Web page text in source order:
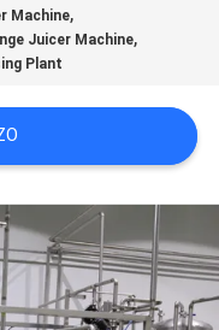
Machine,
Juicer Machine,
Plant